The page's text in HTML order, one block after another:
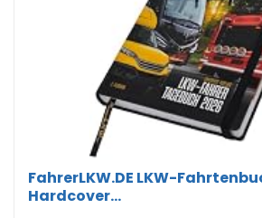
FahrerLKW.DE LKW-
Hardcover...